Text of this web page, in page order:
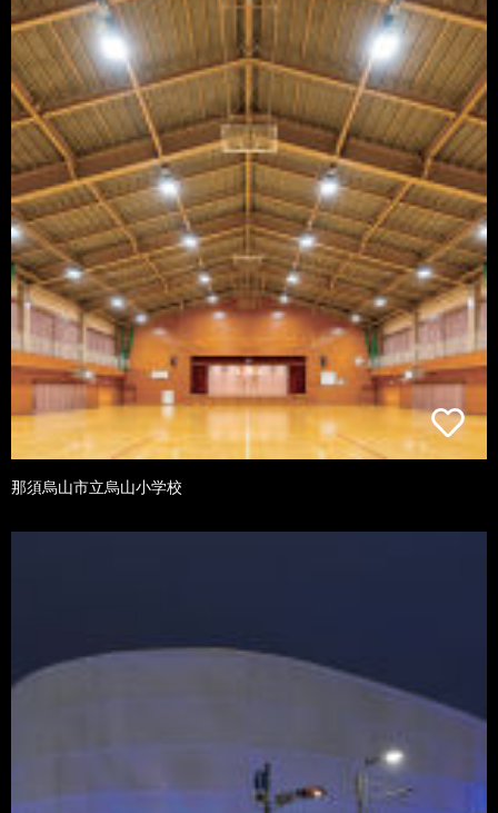
那須烏山市立烏山小学校